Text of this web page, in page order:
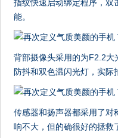
指纹快速启动绑定程序，双
能。
背部摄像头采用的为F2.2
防抖和双色温闪光灯，实际
传感器和扬声器都采用了对
响不大，但的确很好的拯救